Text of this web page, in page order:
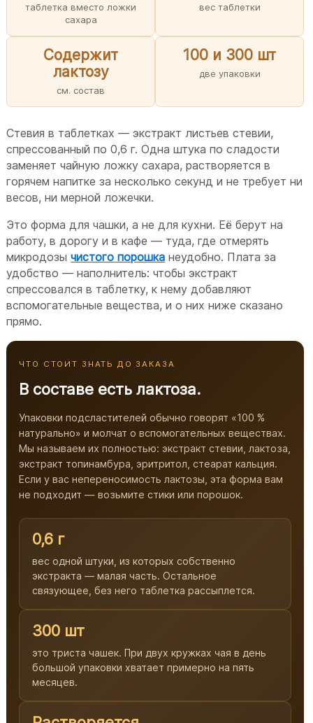
таблетка вместо ложки
сахара
вес таблетки
Содержит
лактозу
см. состав
100 и 300 шт
две упаковки
Стевия в таблетках — экстракт листьев стевии,
спрессованный по 0,6 г. Одна штука по сладости
заменяет чайную ложку сахара, растворяется в
горячем напитке за несколько секунд и не требует ни
весов, ни мерной ложечки.
Это форма для чашки, а не для кухни. Её берут на
работу, в дорогу и в кафе — туда, где отмерять
микродозычистого порошка неудобно. Плата за
удобство — наполнитель: чтобы экстракт
спрессовался в таблетку, к нему добавляют
вспомогательные вещества, и о них ниже сказано
прямо.
ЧТО СТОИТ ЗНАТЬ ДО ЗАКАЗА
В составе есть лактоза.
Упаковки подсластителей обычно говорят «100 %
натурально» и молчат о вспомогательных веществах.
Мы называем их полностью: экстракт стевии, лактоза,
экстракт топинамбура, эритритол, стеарат кальция.
Если у вас непереносимость лактозы, эта форма вам
не подходит — возьмите стики или порошок.
0,6 г
вес одной штуки, из которых собственно
экстракта — малая часть. Остальное
связующее, без него таблетка рассыплется.
300 шт
это триста чашек. При двух кружках чая в день
большой упаковки хватает примерно на пять
месяцев.